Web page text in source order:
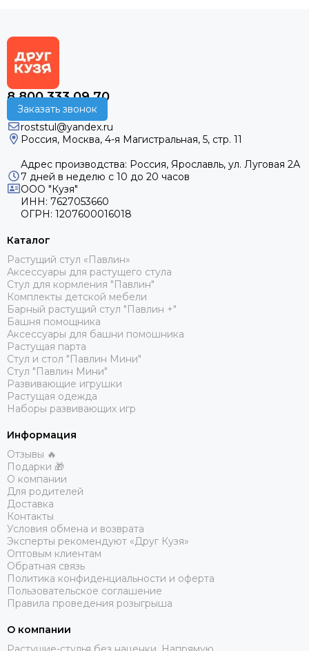
8 800 333 09 70
Заказать звонок
roststul@yandex.ru
Россия, Москва, 4-я Магистральная, 5, стр. 11
Адрес производства: Россия, Ярославль, ул. Луговая 2А
7 дней в неделю с 10 до 20 часов
ООО "Кузя"
ИНН: 7627053660
ОГРН: 1207600016018
Каталог
Растущий стул «Павлин»
Аксессуары для растущего стула
Стул для кормления "Павлин"
Комплекты детской мебели
Барный растущий стул "Павлин +"
Башня помощника
Аксессуары для башни помошника
Растущая парта
Стул и стол "Павлин Мини"
Стул "Павлин Мини"
Развивающие игрушки
Растущая одежда
Наборы развивающих игр
Информация
Отзывы 🔥
Подарки 🎁
О компании
Для родителей
Доставка
Контакты
Условия обмена и возврата
Эксперты рекомендуют «Друг Кузя»
Оптовым клиентам
Обратная связь
Политика конфиденциальности и оферта
Пользовательское соглашение
Правила проведения розыгрыша
О компании